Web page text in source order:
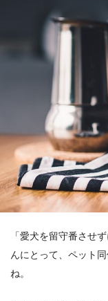
「愛犬を留守番させ
んにとって、ペット
ね。